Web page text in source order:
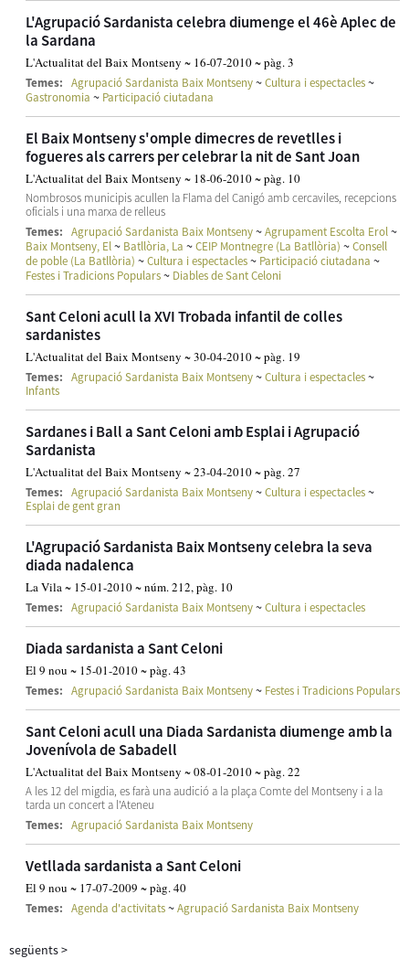
L'Agrupació Sardanista celebra diumenge el 46è Aplec de
la Sardana
L'Actualitat del Baix Montseny ~ 16-07-2010 ~ pàg. 3
Temes: Agrupació Sardanista Baix Montseny~Cultura i espectacles~
Gastronomia ~ Participació ciutadana
El Baix Montseny s'omple dimecres de revetlles i
fogueres als carrers per celebrar la nit de Sant Joan
L'Actualitat del Baix Montseny ~ 18-06-2010 ~ pàg. 10
Nombrosos municipis acullen la Flama del Canigó amb cercaviles, recepcions
oficials i una marxa de relleus
Temes: Agrupació Sardanista Baix Montseny~Agrupament Escolta Erol~
Baix Montseny, El~ Batllòria, La ~CEIP Montnegre (La Batllòria) ~Consell
de poble (La Batllòria) ~Cultura i espectacles~ Participació ciutadana ~
Festes i Tradicions Populars~ Diables de Sant Celoni
Sant Celoni acull la XVI Trobada infantil de colles
sardanistes
L'Actualitat del Baix Montseny ~ 30-04-2010 ~ pàg. 19
Temes: Agrupació Sardanista Baix Montseny~Cultura i espectacles~
Infants
Sardanes i Ball a Sant Celoni amb Esplai i Agrupació
Sardanista
L'Actualitat del Baix Montseny ~ 23-04-2010 ~ pàg. 27
Temes: Agrupació Sardanista Baix Montseny~Cultura i espectacles~
Esplai de gent gran
L'Agrupació Sardanista Baix Montseny celebra la seva
diada nadalenca
La Vila ~ 15-01-2010 ~ núm. 212, pàg. 10
Temes: Agrupació Sardanista Baix Montseny~Cultura i espectacles
Diada sardanista a Sant Celoni
El 9 nou ~ 15-01-2010 ~ pàg. 43
Temes: Agrupació Sardanista Baix Montseny~ Festes i Tradicions Populars
Sant Celoni acull una Diada Sardanista diumenge amb la
Jovenívola de Sabadell
L'Actualitat del Baix Montseny ~ 08-01-2010 ~ pàg. 22
A les 12 del migdia, es farà una audició a la plaça Comte del Montseny i a la
tarda un concert a l'Ateneu
Temes: Agrupació Sardanista Baix Montseny
Vetllada sardanista a Sant Celoni
El 9 nou ~ 17-07-2009 ~ pàg. 40
Temes: Agenda d'activitats~Agrupació Sardanista Baix Montseny
següents>